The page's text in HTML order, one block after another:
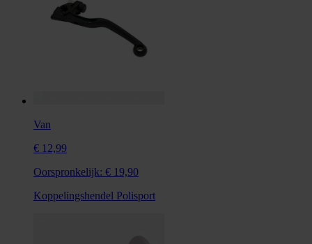
Van
€ 12,99
Oorspronkelijk: € 19,90
Koppelingshendel Polisport